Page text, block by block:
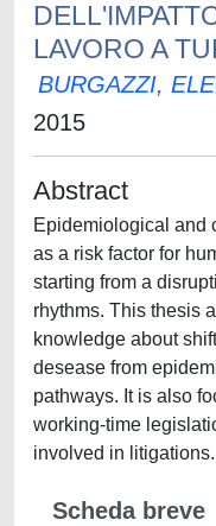
LAVORO A
BURGAZZI,
2015
Abstract
Epidemiological and
as a risk factor for
starting from a
rhythms. This thesis
knowledge about
desease from
pathways. It is also
working-time
involved in litigations.
Scheda breve